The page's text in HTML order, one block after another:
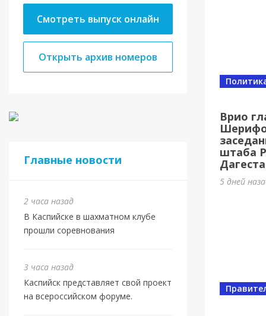
Смотреть выпуск онлайн
Открыть архив номеров
Главные новости
2 часа назад
В Каспийске в шахматном клубе
прошли соревнования
3 часа назад
Каспийск представляет свой проект
на всероссийском форуме.
Спорт
1 день
Врио
штаба
5 дней